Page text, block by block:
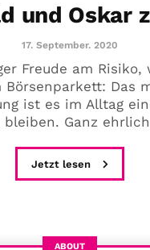
und Oskar
17. September. 2020
Freude am
Börsenparkett: Das
ist es im Alltag
bleiben. Ganz
Jetzt lesen
ABOUT